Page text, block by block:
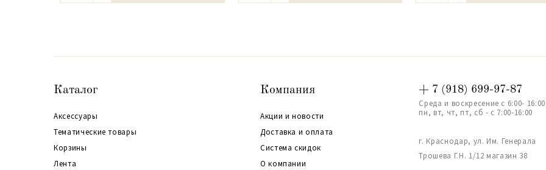
Каталог
Аксессуары
Тематические товары
Корзины
Лента
Компания
Акции и новости
Доставка и оплата
Система скидок
О компании
+ 7 (918) 699-97-87
Среда и воскресение с 6:00-
пн, вт, чт, пт, сб - с 7:00-16:00
г. Краснодар, ул. Им. Генерала
Трошева Г.Н. 1/12 магазин 38